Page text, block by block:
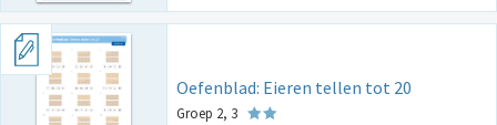
Oefenblad: Eieren tellen tot 20
Groep 2, 3